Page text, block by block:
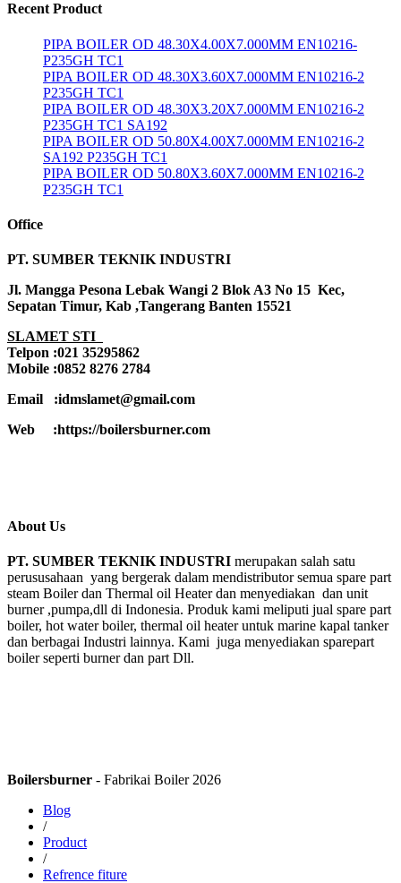
Recent Product
PIPA BOILER OD 48.30X4.00X7.000MM EN10216-
P235GH TC1
PIPA BOILER OD 48.30X3.60X7.000MM EN10216-2
P235GH TC1
PIPA BOILER OD 48.30X3.20X7.000MM EN10216-2
P235GH TC1 SA192
PIPA BOILER OD 50.80X4.00X7.000MM EN10216-2
SA192 P235GH TC1
PIPA BOILER OD 50.80X3.60X7.000MM EN10216-2
P235GH TC1
Office
PT. SUMBER TEKNIK INDUSTRI
Jl. Mangga Pesona Lebak Wangi 2 Blok A3 No 15 Kec,
Sepatan Timur, Kab ,Tangerang Banten 15521
SLAMET STI
Telpon :021 35295862
Mobile :0852 8276 2784
Email :idmslamet@gmail.com
Web :https://boilersburner.com
About Us
PT. SUMBER TEKNIK INDUSTRI merupakan salah satu
perususahaan yang bergerak dalam mendistributor semua spare part
steam Boiler dan Thermal oil Heater dan menyediakan dan unit
burner ,pumpa,dll di Indonesia. Produk kami meliputi jual spare part
boiler, hot water boiler, thermal oil heater untuk marine kapal tanker
dan berbagai Industri lainnya. Kami juga menyediakan sparepart
boiler seperti burner dan part Dll.
Boilersburner - Fabrikai Boiler 2026
Blog
/
Product
/
Refrence fiture